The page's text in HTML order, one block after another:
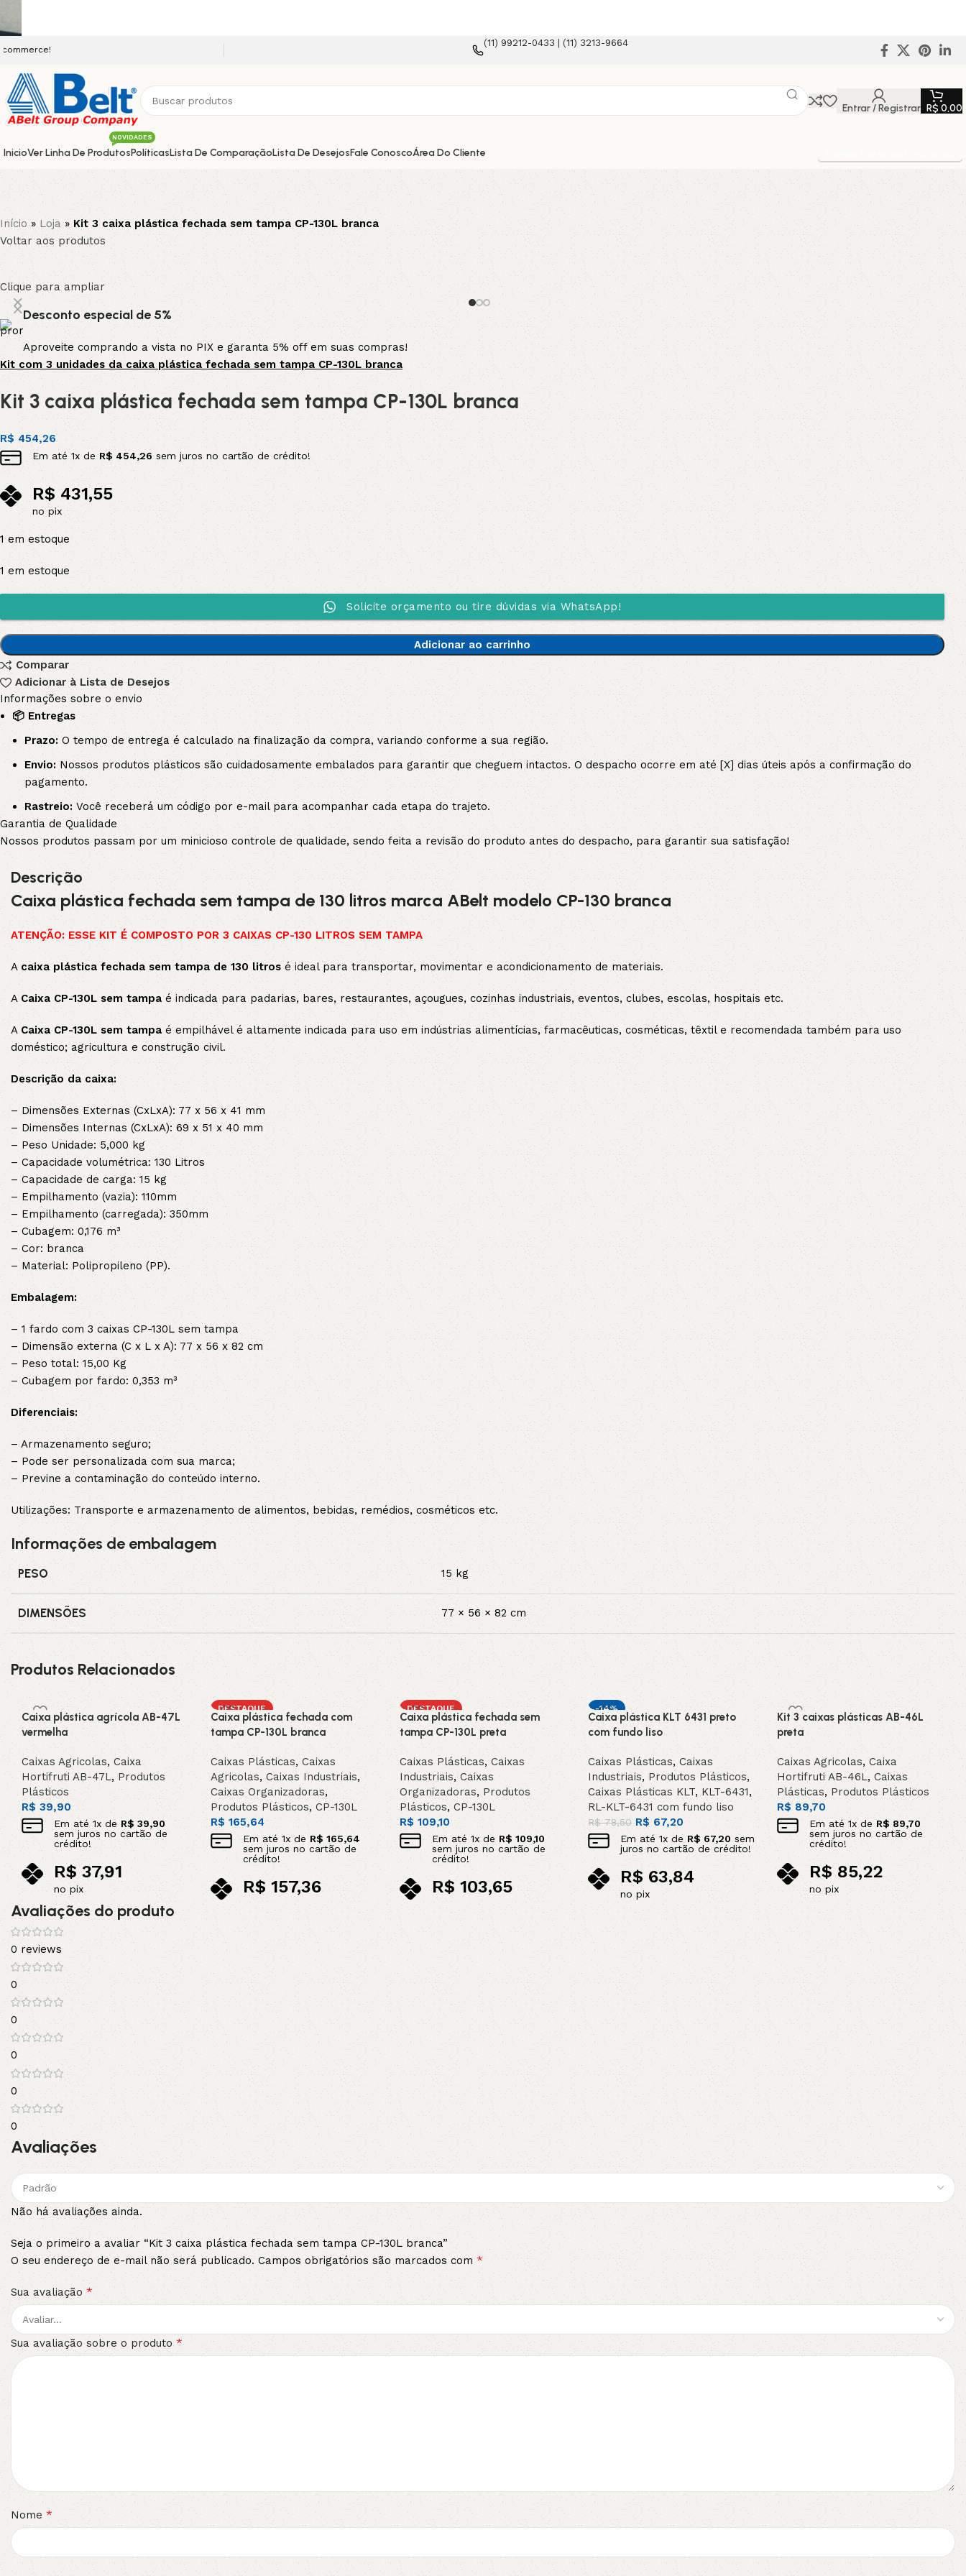
(11) 99212-0433 | (11) 3213-9664
Entrar / Registrar R$ 0,00
InicioVer Linha De Produtos
NOVIDADES
3L 3VX 5V 5VX AA AVX
A AX B BX C CC
CX D PJ PJ PK PK
PL SPA SPB SPZ
XPA XPB XPZ ZX
PolíticasLista De ComparaçãoLista De DesejosFale ConoscoÁrea Do Cliente
Início»Loja» Kit 3 caixa plástica fechada sem tampa CP-130L branca
Voltar aos produtos
Clique para ampliar
Desconto especial de 5%
Aproveite comprando a vista no PIX e garanta 5% off em suas compras!
Kit com 3 unidades da caixa plástica fechada sem tampa CP-130L branca
Kit 3 caixa plástica fechada sem tampa CP-130L branca
R$454,26
Em até1x deR$ 454,26sem juros no cartão de crédito!
R$431,55
no pix
1 em estoque
1 em estoque
Solicite orçamento ou tire dúvidas via WhatsApp!
Adicionar ao carrinho
Comparar
Adicionar à Lista de Desejos
Informações sobre o envio
📦 Entregas
Prazo:O tempo de entrega é calculado na finalização da compra, variando conforme a sua região.
Envio: Nossos produtos plásticos são cuidadosamente embalados para garantir que cheguem intactos. O despacho ocorre em até [X] dias úteis após a confirmação do
pagamento.
Rastreio:Você receberá um código por e-mail para acompanhar cada etapa do trajeto.
Garantia de Qualidade
Nossos produtos passam por um minicioso controle de qualidade, sendo feita a revisão do produto antes do despacho, para garantir sua satisfação!
Descrição
Caixa plástica fechada sem tampa de 130 litros marca ABelt modelo CP-130 branca
ATENÇÃO: ESSE KIT É COMPOSTO POR 3 CAIXAS CP-130 LITROS SEM TAMPA
Acaixa plástica fechada sem tampa de 130 litros é ideal para transportar, movimentar e acondicionamento de materiais.
ACaixa CP-130L sem tampaé indicada para padarias, bares, restaurantes, açougues, cozinhas industriais, eventos, clubes, escolas, hospitais etc.
A Caixa CP-130L sem tampa é empilhável é altamente indicada para uso em indústrias alimentícias, farmacêuticas, cosméticas, têxtil e recomendada também para uso
doméstico; agricultura e construção civil.
Descrição da caixa:
– Dimensões Externas (CxLxA): 77 x 56 x 41 mm
– Dimensões Internas (CxLxA): 69 x 51 x 40 mm
– Peso Unidade: 5,000 kg
– Capacidade volumétrica: 130 Litros
– Capacidade de carga: 15 kg
– Empilhamento (vazia): 110mm
– Empilhamento (carregada): 350mm
– Cubagem: 0,176 m³
– Cor: branca
– Material: Polipropileno (PP).
Embalagem:
– 1 fardo com 3 caixas CP-130L sem tampa
– Dimensão externa (C x L x A): 77 x 56 x 82 cm
– Peso total: 15,00 Kg
– Cubagem por fardo: 0,353 m³
Diferenciais:
– Armazenamento seguro;
– Pode ser personalizada com sua marca;
– Previne a contaminação do conteúdo interno.
Utilizações: Transporte e armazenamento de alimentos, bebidas, remédios, cosméticos etc.
Informações de embalagem
PESO 15 kg
DIMENSÕES 77 × 56 × 82 cm
Produtos Relacionados
Caixa plástica agrícola AB-47L
vermelha
Caixas Agricolas,Caixa
Hortifruti AB-47L,Produtos
Plásticos
R$ 39,90
Em até 1x de R$39,90
sem juros no cartão de
crédito!
R$37,91
no pix
Adicionar ao carrinho
DESTAQUE
Caixa plástica fechada com
tampa CP-130L branca
Caixas Plásticas,Caixas
Agricolas, Caixas Industriais,
Caixas Organizadoras,
Produtos Plásticos, CP-130L
R$165,64
Em até1x deR$ 165,64
sem juros no cartão de
crédito!
R$157,36
no pix
Adicionar ao carrinho
DESTAQUE
Caixa plástica fechada sem
tampa CP-130L preta
Caixas Plásticas,Caixas
Industriais,Caixas
Organizadoras,Produtos
Plásticos,CP-130L
R$109,10
Em até1x deR$109,10
sem juros no cartão de
crédito!
R$103,65
no pix
Adicionar ao carrinho
-14%
INDISPONIVEL /
SOB ENCOMEN
DA
Caixa plástica KLT 6431 preto
com fundo liso
Caixas Plásticas,Caixas
Industriais,Produtos Plásticos,
Caixas Plásticas KLT,KLT-6431,
RL-KLT-6431 com fundo liso
R$78,50 R$67,20
Em até1x de R$67,20 sem
juros no cartão de crédito!
R$ 63,84
no pix
Leia mais
Kit 3 caixas plásticas AB-46L
preta
Caixas Agricolas,Caixa
Hortifruti AB-46L,Caixas
Plásticas, Produtos Plásticos
R$89,70
Em até1x de R$89,70
sem juros no cartão de
crédito!
R$85,22
no pix
Adicionar ao carrinho
Avaliações do produto
0 reviews
0
0
0
0
0
Avaliações
Não há avaliações ainda.
Seja o primeiro a avaliar “Kit 3 caixa plástica fechada sem tampa CP-130L branca”
O seu endereço de e-mail não será publicado. Campos obrigatórios são marcados com *
Sua avaliação *
Sua avaliação sobre o produto*
Nome*